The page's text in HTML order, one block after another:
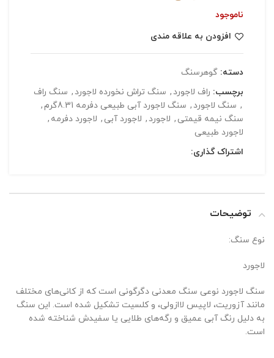
ناموجود
افزودن به علاقه مندی
دسته: گوهرسنگ
برچسب: راف لاجورد , سنگ تراش نخورده لاجورد , سنگ راف
, سنگ لاجورد , سنگ لاجورد آبی طبیعی دفرمه 8.31گرم
,
سنگ نیمه قیمتی , لاجورد , لاجورد آبی , لاجورد دفرمه ,
لاجورد طبیعی
اشتراک گذاری:
توضیحات
نوع سنگ:
لاجورد
سنگ لاجورد نوعی سنگ معدنی دگرگونی است که از کانی‌های مختلف
مانند آزوریت، لاپیس لاازولی، و کلسیت تشکیل شده است. این سنگ
به دلیل رنگ آبی عمیق و رگه‌های طلایی یا سفیدش شناخته شده
است.